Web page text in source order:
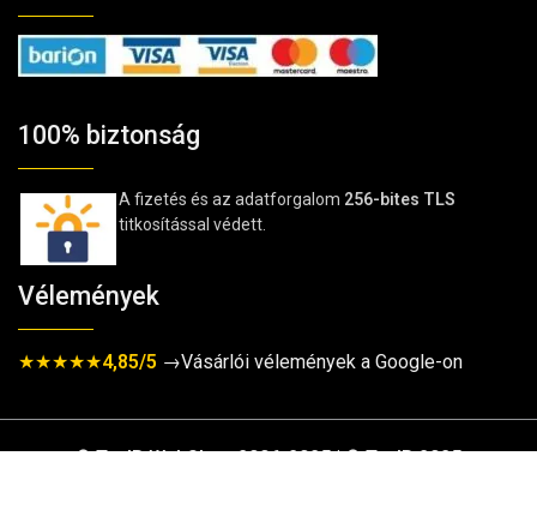
100% biztonság
A fizetés és az adatforgalom 256-bites TLS
titkosítással védett.
Vélemények
★★★★★4,85/5 →Vásárlói vélemények a Google-on
© TavIR WebShop 2006-2025 | © TavIR 2025